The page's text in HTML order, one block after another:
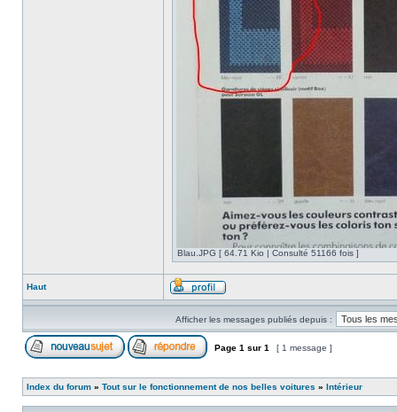
Blau.JPG [ 64.71 Kio | Consulté 51166 fois ]
Haut
Afficher les messages publiés depuis :
Page 1 sur 1 [ 1 message ]
Index du forum » Tout sur le fonctionnement de nos belles voitures » Intérieur